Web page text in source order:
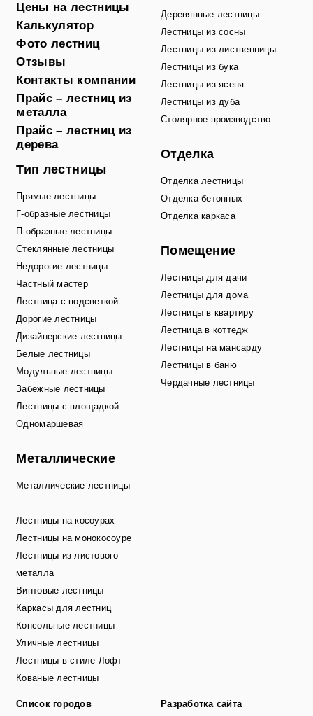
Цены на лестницы
Калькулятор
Фото лестниц
Отзывы
Контакты компании
Прайс – лестниц из
металла
Прайс – лестниц из
дерева
Тип лестницы
Г-образные лестницы
П-образные лестницы
Стеклянные лестницы
Недорогие лестницы
Частный мастер
Лестница с подсветкой
Дорогие лестницы
Дизайнерские лестницы
Белые лестницы
Модульные лестницы
Забежные лестницы
Лестницы с площадкой
Одномаршевая
Металлические
Металлические лестницы
Лестницы на косоурах
Лестницы на монокосоуре
Лестницы из листового
металла
Винтовые лестницы
Каркасы для лестниц
Консольные лестницы
Уличные лестницы
Лестницы в стиле Лофт
Кованые лестницы
Деревянные лестницы
Лестницы из сосны
Лестницы из лиственницы
Лестницы из бука
Лестницы из ясеня
Лестницы из дуба
Столярное производство
Отделка
Отделка лестницы
Отделка бетонных
Отделка каркаса
Помещение
Лестницы для дачи
Лестницы для дома
Лестницы в квартиру
Лестница в коттедж
Лестницы на мансарду
Лестницы в баню
Чердачные лестницы
Список городов Разработка сайта